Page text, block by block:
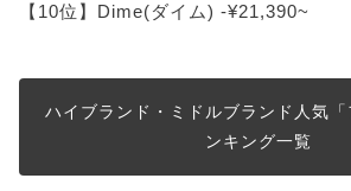
【10位】Dime(ダイム) -¥21,390~
ハイブランド・ミドルブランド人気「
ンキング一覧